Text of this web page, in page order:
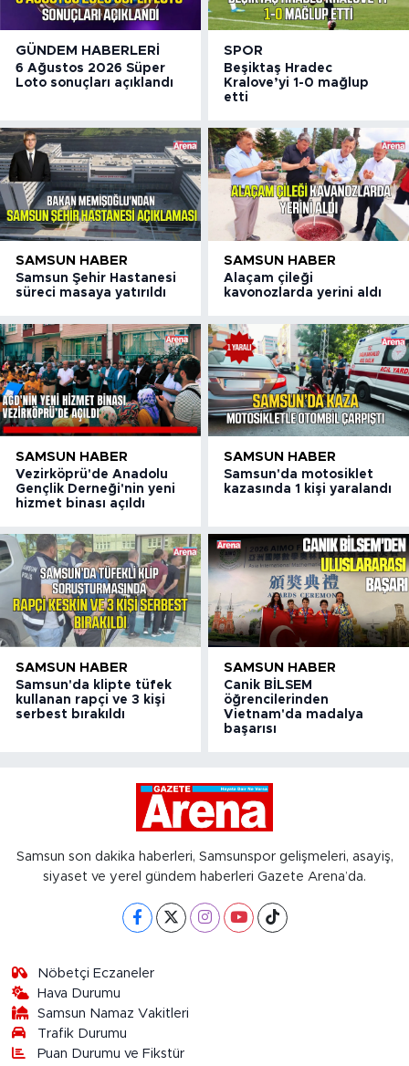
GÜNDEM HABERLERI
6 Ağustos 2026 Süper
Loto sonuçları açıklandı
SPOR
Beşiktaş Hradec
Kralove’yi 1-0 mağlup
etti
SAMSUN HABER
Samsun Şehir Hastanesi
süreci masaya yatırıldı
SAMSUN HABER
Alaçam çileği
kavonozlarda yerini aldı
SAMSUN HABER
Vezirköprü'de Anadolu
Gençlik Derneği'nin yeni
hizmet binası açıldı
SAMSUN HABER
Samsun'da motosiklet
kazasında 1 kişi yaralandı
SAMSUN HABER
Samsun'da klipte tüfek
kullanan rapçi ve 3 kişi
serbest bırakıldı
SAMSUN HABER
Canik BİLSEM
öğrencilerinden
Vietnam'da madalya
başarısı
Samsun son dakika haberleri, Samsunspor gelişmeleri, asayiş,
siyaset ve yerel gündem haberleri Gazete Arena’da.
Nöbetçi Eczaneler
Hava Durumu
Samsun Namaz Vakitleri
Trafik Durumu
Puan Durumu ve Fikstür